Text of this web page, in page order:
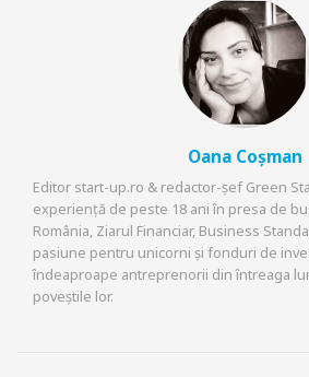
Oana Coșman
Editor start-up.ro & redactor-șef Green
experiență de peste 18 ani în presa de
România, Ziarul Financiar, Business
pasiune pentru unicorni și fonduri de
îndeaproape antreprenorii din întreaga
poveștile lor.